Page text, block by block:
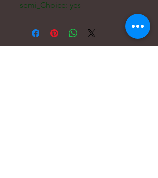
semi_Choice: yes